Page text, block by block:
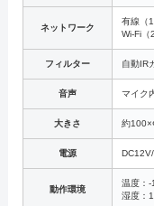
ネットワーク
有線（
Wi-Fi
フィルター 自動IR
音声 マイク
大きさ 約
電源
動作環境
温度：
湿度：